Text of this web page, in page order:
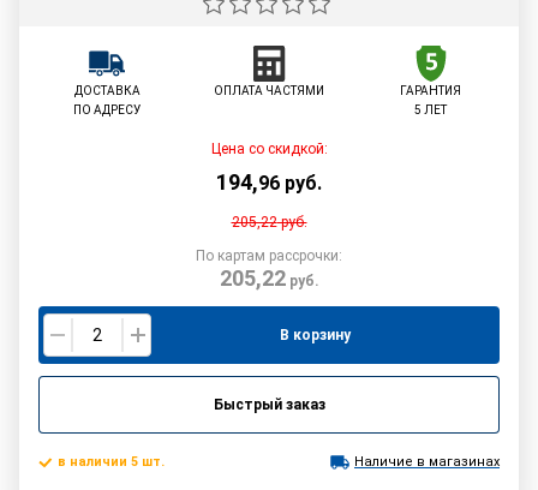
ДОСТАВКА
ПО АДРЕСУ
ОПЛАТА ЧАСТЯМИ
ГАРАНТИЯ
5 ЛЕТ
Цена со скидкой:
194,96 руб.
205,22руб.
По картам рассрочки:
205,22руб.
В корзину
Быстрый заказ
в наличии 5 шт. Наличие в магазинах